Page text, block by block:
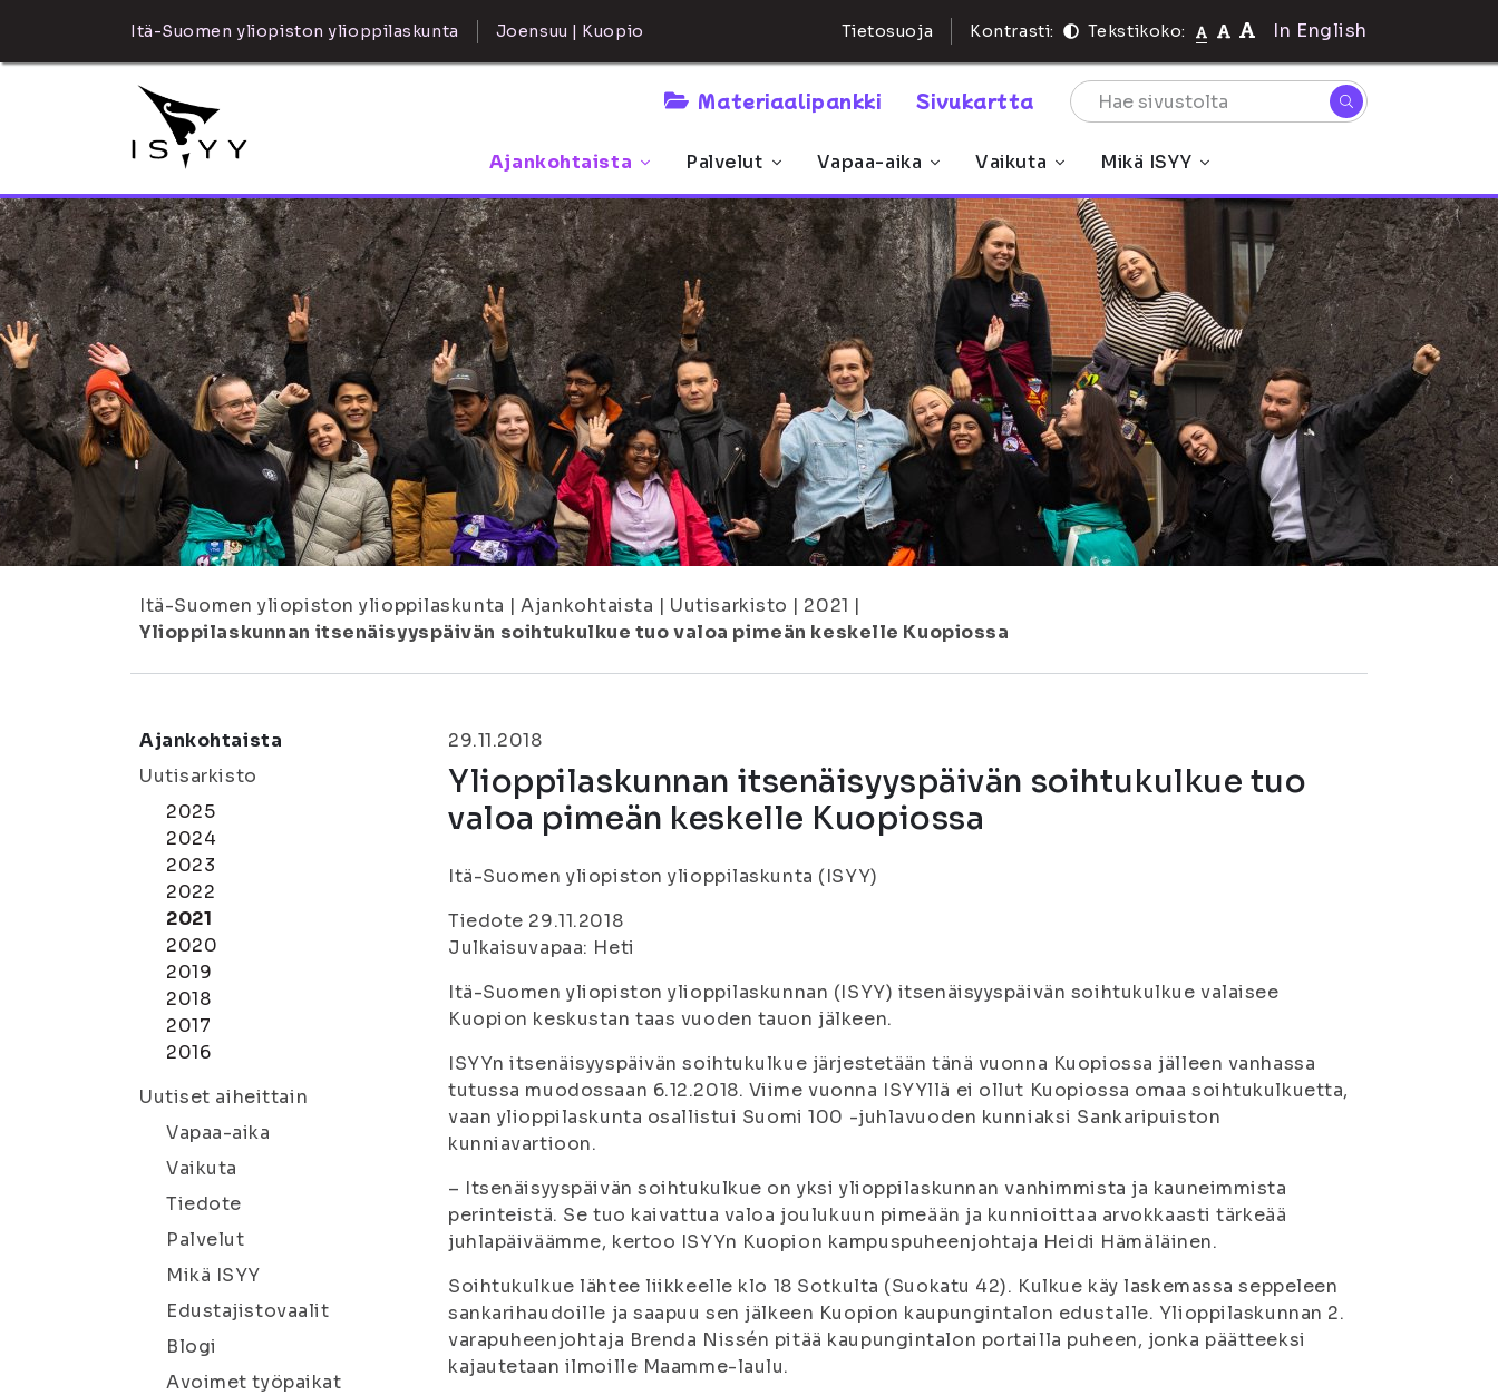
Itä-Suomen yliopiston ylioppilaskunta Joensuu | Kuopio Tietosuoja Kontrasti: Tekstikoko: In English
Materiaalipankki Sivukartta
Ajankohtaista Palvelut Vapaa-aika Vaikuta Mikä ISYY
Itä-Suomen yliopiston ylioppilaskunta | Ajankohtaista | Uutisarkisto | 2021 |
Ylioppilaskunnan itsenäisyyspäivän soihtukulkue tuo valoa pimeän keskelle Kuopiossa
Ajankohtaista
Uutisarkisto
2025
2024
2023
2022
2021
2020
2019
2018
2017
2016
Uutiset aiheittain
Vapaa-aika
Vaikuta
Tiedote
Palvelut
Mikä ISYY
Edustajistovaalit
Blogi
Avoimet työpaikat
29.11.2018
Ylioppilaskunnan itsenäisyyspäivän soihtukulkue tuo
valoa pimeän keskelle Kuopiossa
Itä-Suomen yliopiston ylioppilaskunta (ISYY)
Tiedote 29.11.2018
Julkaisuvapaa: Heti
Itä-Suomen yliopiston ylioppilaskunnan (ISYY) itsenäisyyspäivän soihtukulkue valaisee
Kuopion keskustan taas vuoden tauon jälkeen.
ISYYn itsenäisyyspäivän soihtukulkue järjestetään tänä vuonna Kuopiossa jälleen vanhassa
tutussa muodossaan 6.12.2018. Viime vuonna ISYYllä ei ollut Kuopiossa omaa soihtukulkuetta,
vaan ylioppilaskunta osallistui Suomi 100 -juhlavuoden kunniaksi Sankaripuiston
kunniavartioon.
– Itsenäisyyspäivän soihtukulkue on yksi ylioppilaskunnan vanhimmista ja kauneimmista
perinteistä. Se tuo kaivattua valoa joulukuun pimeään ja kunnioittaa arvokkaasti tärkeää
juhlapäiväämme, kertoo ISYYn Kuopion kampuspuheenjohtaja Heidi Hämäläinen.
Soihtukulkue lähtee liikkeelle klo 18 Sotkulta (Suokatu 42). Kulkue käy laskemassa seppeleen
sankarihaudoille ja saapuu sen jälkeen Kuopion kaupungintalon edustalle. Ylioppilaskunnan 2.
varapuheenjohtaja Brenda Nissén pitää kaupungintalon portailla puheen, jonka päätteeksi
kajautetaan ilmoille Maamme-laulu.